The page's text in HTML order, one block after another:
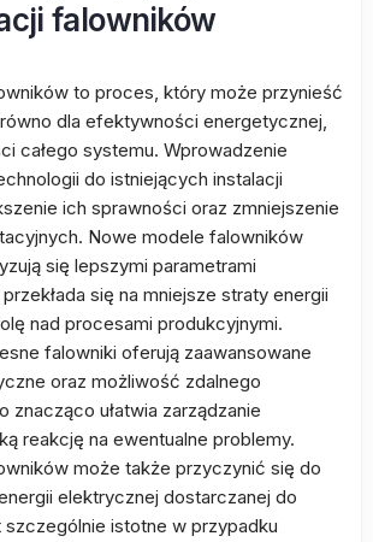
falowników
to proces, który może przynieść
dla efektywności energetycznej,
całego systemu. Wprowadzenie
do istniejących instalacji
ich sprawności oraz zmniejszenie
Nowe modele falowników
się lepszymi parametrami
się na mniejsze straty energii
nad procesami produkcyjnymi.
falowniki oferują zaawansowane
oraz możliwość zdalnego
znacząco ułatwia zarządzanie
reakcję na ewentualne problemy.
może także przyczynić się do
elektrycznej dostarczanej do
istotne w przypadku